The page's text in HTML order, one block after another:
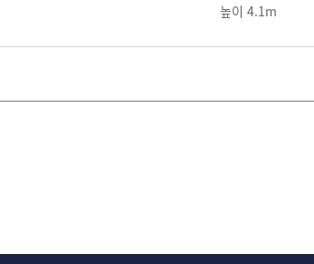
높이 4.1m